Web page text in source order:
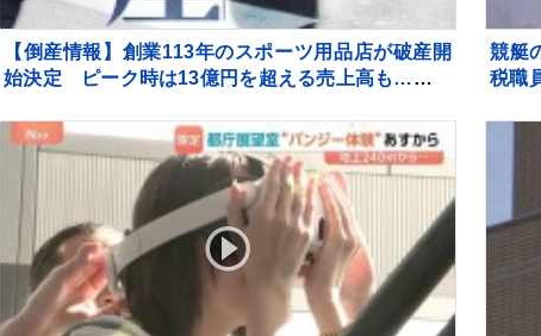
【倒産情報】創業113年のスポーツ用品店が破産開
始決定 ピーク時は13億円を超える売上高も…大手
工リサーチ】
競艇
税職